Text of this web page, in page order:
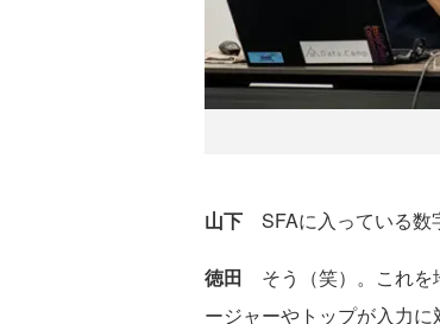
山下 SFAに入っている数
徳田 そう（笑）。これ
ージャーやトップが入力